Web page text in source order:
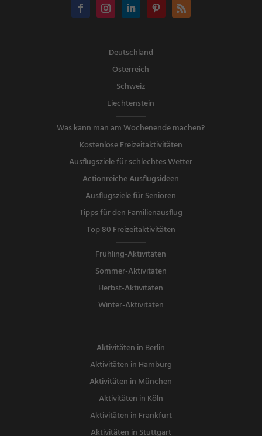
Deutschland
Österreich
Schweiz
Liechtenstein
Was kann man am Wochenende machen?
Kostenlose Freizeitaktivitäten
Ausflugsziele für schlechtes Wetter
Actionreiche Ausflugsideen
Ausflugsziele für Senioren
Tipps für den Familienausflug
Top 80 Freizeitaktivitäten
Frühling-Aktivitäten
Sommer-Aktivitäten
Herbst-Aktivitäten
Winter-Aktivitäten
Aktivitäten in Berlin
Aktivitäten in Hamburg
Aktivitäten in München
Aktivitäten in Köln
Aktivitäten in Frankfurt
Aktivitäten in Stuttgart